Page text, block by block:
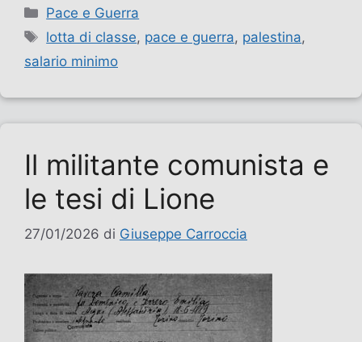
Categorie
Pace e Guerra
Tag
lotta di classe, pace e guerra, palestina,
salario minimo
Il militante comunista e
le tesi di Lione
27/01/2026 di Giuseppe Carroccia